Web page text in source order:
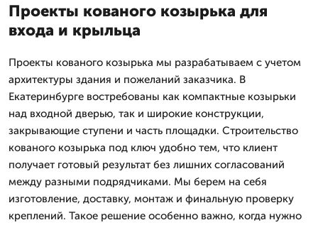
Проекты кованого козырька для
входа и крыльца
Проекты кованого козырька мы разрабатываем с учетом
архитектуры здания и пожеланий заказчика. В
Екатеринбурге востребованы как компактные козырьки
над входной дверью, так и широкие конструкции,
закрывающие ступени и часть площадки. Строительство
кованого козырька под ключ удобно тем, что клиент
получает готовый результат без лишних согласований
между разными подрядчиками. Мы берем на себя
изготовление, доставку, монтаж и финальную проверку
креплений. Такое решение особенно важно, когда нужно